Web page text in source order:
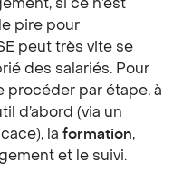
pire pour
peut très vite se
des salariés. Pour
procéder par étape, à
d’abord (via un
la formation,
et le suivi.